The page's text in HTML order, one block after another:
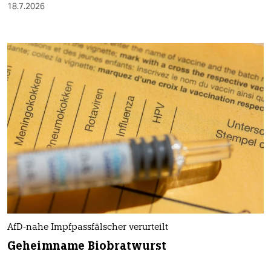
18.7.2026
AfD-nahe Impfpassfälscher verurteilt
Geheimname Biobratwurst